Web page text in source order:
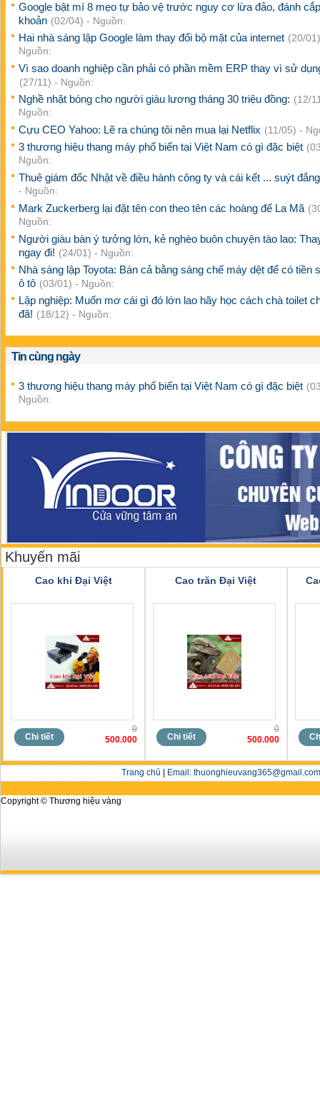
Google bật mí 8 mẹo tự bảo vệ trước nguy cơ lừa đảo, đánh
khoản (02/04) - Nguồn:
Hai nhà sáng lập Google làm thay đổi bộ mặt của internet (20/
Nguồn:
Vì sao doanh nghiệp cần phải có phần mềm ERP thay vì sử
(27/11) - Nguồn:
Nghề nhặt bóng cho người giàu lương tháng 30 triệu đồng: (12/
Nguồn:
Cựu CEO Yahoo: Lẽ ra chúng tôi nên mua lại Netflix (11/05) -
3 thương hiệu thang máy phổ biến tại Việt Nam có gì đặc biệt
Nguồn:
Thuê giám đốc Nhật về điều hành công ty và cái kết ... suýt
- Nguồn:
Mark Zuckerberg lại đặt tên con theo tên các hoàng đế La Mã
Nguồn:
Người giàu bàn ý tưởng lớn, kẻ nghèo buôn chuyện tào lao:
ngay đi! (24/01) - Nguồn:
Nhà sáng lập Toyota: Bán cả bằng sáng chế máy dệt để có tiền
ô tô (03/01) - Nguồn:
Lập nghiệp: Muốn mơ cái gì đó lớn lao hãy học cách chà toilet
đã! (18/12) - Nguồn:
Tin cùng ngày
3 thương hiệu thang máy phổ biến tại Việt Nam có gì đặc biệt
Nguồn:
Khuyến mãi
Cao khỉ Đại Việt
Chi tiết
0
500.000
Cao trăn Đại Việt
Chi tiết
0
500.000
Trang chủ Email:
Copyright © Thương hiệu vàng